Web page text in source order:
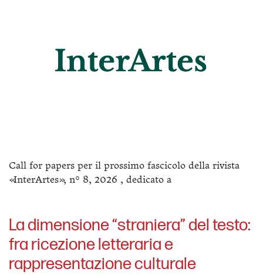
Call for papers per il prossimo fascicolo della rivista
«InterArtes», n° 8, 2026 , dedicato a
La dimensione “straniera” del testo:
fra ricezione letteraria e
rappresentazione culturale